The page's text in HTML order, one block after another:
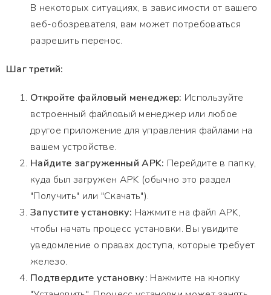
В некоторых ситуациях, в зависимости от вашего
веб-обозревателя, вам может потребоваться
разрешить перенос.
Шаг третий:
Откройте файловый менеджер: Используйте
встроенный файловый менеджер или любое
другое приложение для управления файлами на
вашем устройстве.
Найдите загруженный APK: Перейдите в папку,
куда был загружен APK (обычно это раздел
"Получить" или "Скачать").
Запустите установку: Нажмите на файл APK,
чтобы начать процесс установки. Вы увидите
уведомление о правах доступа, которые требует
железо.
Подтвердите установку: Нажмите на кнопку